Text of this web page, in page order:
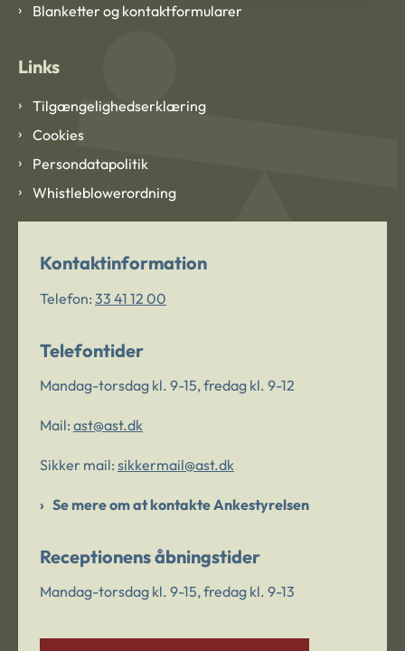
Blanketter og kontaktformularer
Links
Tilgængelighedserklæring
Cookies
Persondatapolitik
Whistleblowerordning
Kontaktinformation
Telefon: 33 41 12 00
Telefontider
Mandag-torsdag kl. 9-15, fredag kl. 9-12
Mail: ast@ast.dk
Sikker mail: sikkermail@ast.dk
Se mere om at kontakte Ankestyrelsen
Receptionens åbningstider
Mandag-torsdag kl. 9-15, fredag kl. 9-13